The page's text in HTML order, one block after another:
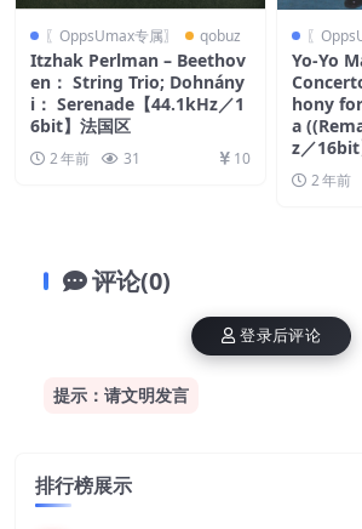
〖OppsUmax专属〗 qobuz
Itzhak Perlman – Beethov
en： String Trio; Dohnány
i： Serenade【44.1kHz／1
6bit】法国区
2 年前 31 10
〖
Yo-Yo
hony
a ((Remastered))【44.1kH
z／16bit
2 年前
评论(0)
提示：请文明发言
登录后评论
排行榜展示